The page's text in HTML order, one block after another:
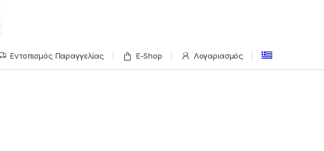
Εντοπισμός Παραγγελίας E-Shop Λογαριασμός